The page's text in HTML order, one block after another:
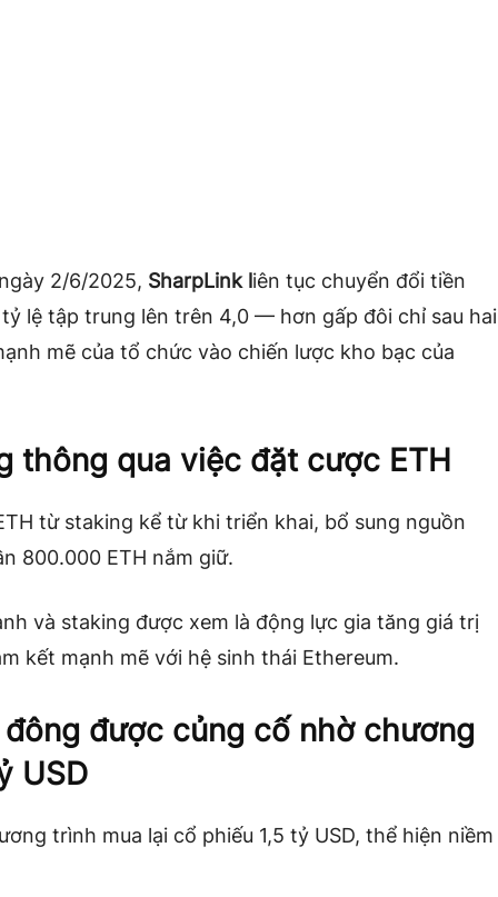
2/6/2025, SharpLink liên tục chuyển đổi tiền
lệ tập trung lên trên 4,0 — hơn gấp đôi chỉ sau hai
mẽ của tổ chức vào chiến lược kho bạc của
thông qua việc đặt cược ETH
từ staking kể từ khi triển khai, bổ sung nguồn
800.000 ETH nắm giữ.
và staking được xem là động lực gia tăng giá trị
kết mạnh mẽ với hệ sinh thái Ethereum.
được củng cố nhờ chương
USD
trình mua lại cổ phiếu 1,5 tỷ USD, thể hiện niềm